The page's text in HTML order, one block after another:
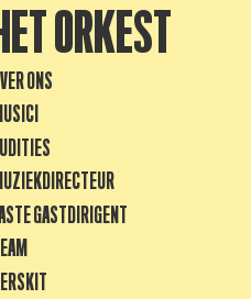
HET ORKEST
ONS
GASTDIRIGENT